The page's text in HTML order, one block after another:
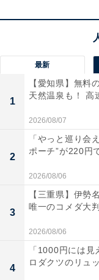
応し、約2.5時間で
採用で10年以上使
ユーザーからは「
庫が丸1日使えた
で、「重さがある
一に備えたい人に
最新
1
【愛知県】無料
天然温泉も！ 高
2026/08/07
2
「やっと巡り会
ポーチ”が220円
2026/08/06
3
【三重県】伊勢
唯一のコメダ大
2026/08/06
4
「1000円には
ロダクツのリュ